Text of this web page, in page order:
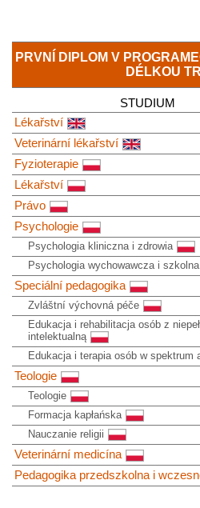
PRVNÍ DIPLOM V
DÉLKOU
STUDIUM
Lékařství
Veterinární lékařství
Fyzioterapie
Lékařství
Právo
Psychologie
Psychologia kliniczna i zdrowia
Psychologia wychowawcza i szkolna
Speciální pedagogika
Zvláštní výchovná péče
Edukacja i rehabilitacja osób z
intelektualną
Edukacja i terapia osób w spektrum
Teologie
Teologie
Formacja kapłańska
Nauczanie religii
Veterinární medicína
Pedagogika przedszkolna i